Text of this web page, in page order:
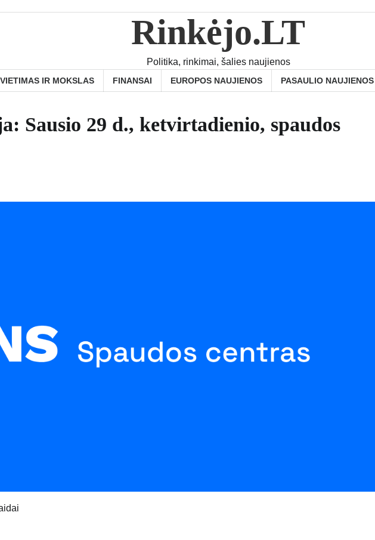
Rinkėjo.LT
Politika, rinkimai, šalies naujienos
IR MOKSLAS FINANSAI EUROPOS NAUJIENOS PASAULIO NAUJIENOS
Sausio 29 d., ketvirtadienio, spaudos